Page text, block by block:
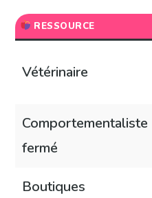
RESSOURCE
Vétérinaire
Comportementaliste
fermé
Boutiques